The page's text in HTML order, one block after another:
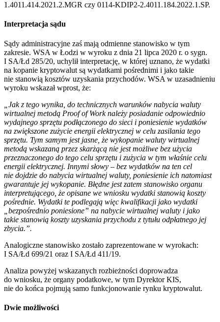
1.4011.414.2021.2.MGR czy 0114-KDIP2-2.4011.184.2022.1.SP.
Interpretacja sądu
Sądy administracyjne zaś mają odmienne stanowisko w tym
zakresie. WSA w Łodzi w wyroku z dnia 21 lipca 2020 r. o sygn.
I SA/Łd 285/20, uchylił interpretację, w której uznano, że wydatki
na kopanie kryptowalut są wydatkami pośrednimi i jako takie
nie stanowią kosztów uzyskania przychodów. WSA w uzasadnieniu
wyroku wskazał wprost, że:
„Jak z tego wynika, do technicznych warunków nabycia waluty
wirtualnej metodą Proof of Work należy posiadanie odpowiednio
wydajnego sprzętu podłączonego do sieci i poniesienie wydatków
na zwiększone zużycie energii elektrycznej w celu zasilania tego
sprzętu. Tym samym jest jasne, że wykopanie waluty wirtualnej
metodą wskazaną przez skarżącą nie jest możliwe bez użycia
przeznaczonego do tego celu sprzętu i zużycia w tym właśnie celu
energii elektrycznej. Innymi słowy – bez wydatków na ten cel
nie dojdzie do nabycia wirtualnej waluty, poniesienie ich natomiast
gwarantuje jej wykopanie. Błędne jest zatem stanowisko organu
interpretującego, że opisane we wniosku wydatki stanowią koszty
pośrednie. Wydatki te podlegają więc kwalifikacji jako wydatki
„bezpośrednio poniesione” na nabycie wirtualnej waluty i jako
takie stanowią koszty uzyskania przychodu z tytułu odpłatnego jej
zbycia.”.
Analogiczne stanowisko zostało zaprezentowane w wyrokach:
I SA/Łd 699/21 oraz I SA/Łd 411/19.
Analiza powyżej wskazanych rozbieżności doprowadza
do wniosku, że organy podatkowe, w tym Dyrektor KIS,
nie do końca pojmują samo funkcjonowanie rynku kryptowalut.
Dwie możliwości